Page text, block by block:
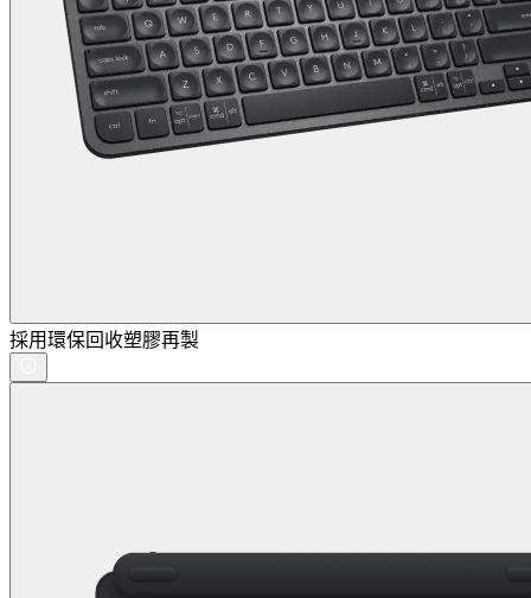
採用環保回收塑膠再製